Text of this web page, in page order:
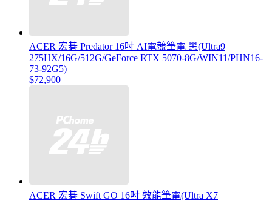
ACER 宏碁 Predator 16吋 AI電競筆電 黑(Ultra9
275HX/16G/512G/GeForce RTX 5070-8G/WIN11/PHN16-
73-92G5)
$72,900
ACER 宏碁 Swift GO 16吋 效能筆電(Ultra X7